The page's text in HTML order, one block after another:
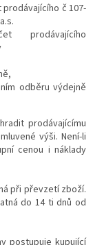
č 107-
prodávajícího
odběru výdejně
prodávajícímu
výši. Není-li
cenou i náklady
při převzetí zboží.
do 14 ti dnů od
postupuje kupující